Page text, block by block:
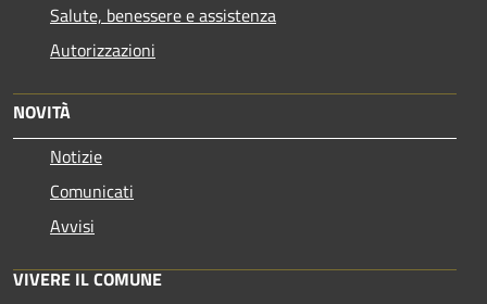
Salute, benessere e assistenza
Autorizzazioni
NOVITÀ
Notizie
Comunicati
Avvisi
VIVERE IL COMUNE